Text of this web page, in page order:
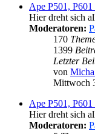
Ape P501,
Hier dreht sich
Moderatoren:
170
1399
Letzter
von
Mittwoch
Ape P501,
Hier dreht sich
Moderatoren: